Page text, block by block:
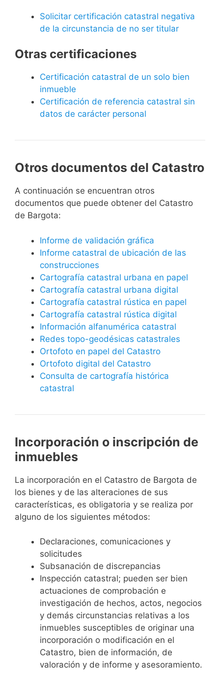
Solicitar certificación catastral negativa
de la circunstancia de no ser titular
Otras certificaciones
Certificación catastral de un solo bien
inmueble
Certificación de referencia catastral sin
datos de carácter personal
Otros documentos del Catastro
A continuación se encuentran otros
documentos que puede obtener del Catastro
de Bargota:
Informe de validación gráfica
Informe catastral de ubicación de las
construcciones
Cartografía catastral urbana en papel
Cartografía catastral urbana digital
Cartografía catastral rústica en papel
Cartografía catastral rústica digital
Información alfanumérica catastral
Redes topo-geodésicas catastrales
Ortofoto en papel del Catastro
Ortofoto digital del Catastro
Consulta de cartografía histórica
catastral
Incorporación o inscripción de
inmuebles
La incorporación en el Catastro de Bargota de
los bienes y de las alteraciones de sus
características, es obligatoria y se realiza por
alguno de los siguientes métodos:
Declaraciones, comunicaciones y
solicitudes
Subsanación de discrepancias
Inspección catastral; pueden ser bien
actuaciones de comprobación e
investigación de hechos, actos, negocios
y demás circunstancias relativas a los
inmuebles susceptibles de originar una
incorporación o modificación en el
Catastro, bien de información, de
valoración y de informe y asesoramiento.